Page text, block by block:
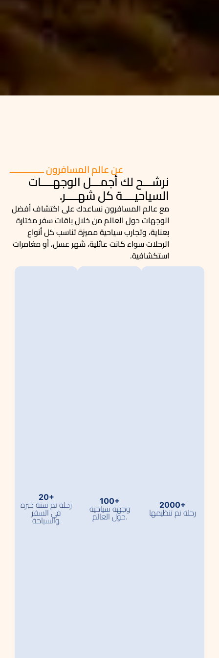
عن عالم المسافرونــــــــــــــ
نرشـــح لك أجمـــل الوجهــــات
السياحيــــة كل شهــــر.
مع عالم المسافرون نساعدك على اكتشاف أفضل
الوجهات حول العالم من خلال باقات سفر مختارة
بعناية، وتجارب سياحية مميزة تناسب كل أنواع
الرحلات سواء كانت عائلية، شهر عسل، أو مغامرات
استكشافية.
2000+
رحلة تم تنظيمها
100+
وجهة سياحية
حول العالم.
20+
رحلة تم سنة خبرة
في السفر
والسياحة.